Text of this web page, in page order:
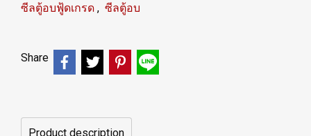
ซีลตู้อบฟู้ดเกรด , ซีลตู้อบ
Share
Product description